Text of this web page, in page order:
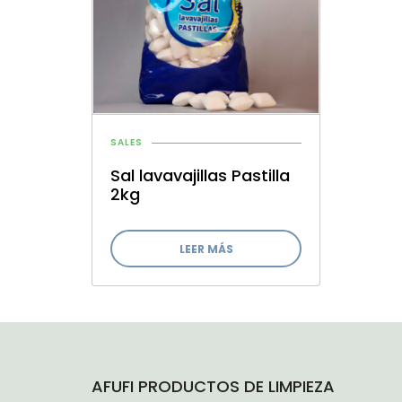
SALES
Sal lavavajillas Pastilla
2kg
LEER MÁS
AFUFI PRODUCTOS DE LIMPIEZA